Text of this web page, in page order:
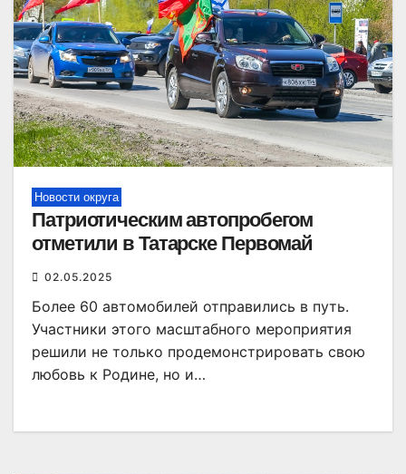
Новости округа
Патриотическим автопробегом
отметили в Татарске Первомай
02.05.2025
Более 60 автомобилей отправились в путь.
Участники этого масштабного мероприятия
решили не только продемонстрировать свою
любовь к Родине, но и…